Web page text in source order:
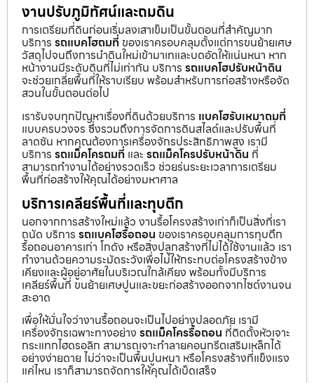
งานปรับภูมิทัศน์และถมดิน
การเตรียมที่ดินก่อนเริ่มลงเสาเข็มเป็นขั้นตอนที่สำคัญมาก
บริการ รถแบคโฮถมที่ ของเราครอบคลุมตั้งแต่การขนย้ายเศษ
วัสดุไปจนถึงการนำดินใหม่เข้ามาเทและบดอัดให้แน่นหนา หาก
หน้างานมีระดับดินที่ไม่เท่ากัน บริการ รถแบคโฮปรับหน้าดิน
จะช่วยเกลี่ยพื้นที่ให้ราบเรียบ พร้อมสำหรับการก่อสร้างหรือจัด
สวนในขั้นตอนต่อไป
เรารับจบทุกปัญหาเรื่องที่ดินด้วยบริการ แบคโฮรับเหมาถมที่
แบบครบวงจร ซึ่งรวมถึงการจัดการดินสไลด์และปรับพื้นที่
ลาดชัน หากคุณต้องการเครื่องจักรประสิทธิภาพสูง เรามี
บริการ รถแม็คโครถมที่ และ รถแม็คโครปรับหน้าดิน ที่
สามารถทำงานได้อย่างรวดเร็ว ช่วยร่นระยะเวลาการเตรียม
พื้นที่ก่อสร้างให้คุณได้อย่างมหาศาล
บริการเคลียร์พื้นที่และทุบตึก
นอกจากการสร้างใหม่แล้ว งานรื้อโครงสร้างเก่าก็เป็นสิ่งที่เรา
ถนัด บริการ รถแบคโฮรื้อถอน ของเราครอบคลุมการทุบตึก
รื้อถอนอาคารเก่า โกดัง หรือสิ่งปลูกสร้างที่ไม่ได้ใช้งานแล้ว เรา
ทำงานด้วยความระมัดระวังเพื่อไม่ให้กระทบต่อโครงสร้างข้าง
เคียงและผู้อยู่อาศัยในบริเวณใกล้เคียง พร้อมทั้งมีบริการ
เคลียร์พื้นที่ ขนย้ายเศษปูนและขยะก่อสร้างออกจากไซต์งานจน
สะอาด
เพื่อให้มั่นใจว่างานรื้อถอนจะเป็นไปอย่างปลอดภัย เรามี
เครื่องจักรเฉพาะทางอย่าง รถแม็คโครรื้อถอน ที่ติดตั้งหัวเจาะ
กระแทกไฮดรอลิก สามารถเจาะทำลายคอนกรีตเสริมเหล็กได้
อย่างง่ายดาย ไม่ว่าจะเป็นพื้นปูนหนา หรือโครงสร้างที่แข็งแรง
แค่ไหน เราก็สามารถจัดการให้คุณได้เบ็ดเสร็จ